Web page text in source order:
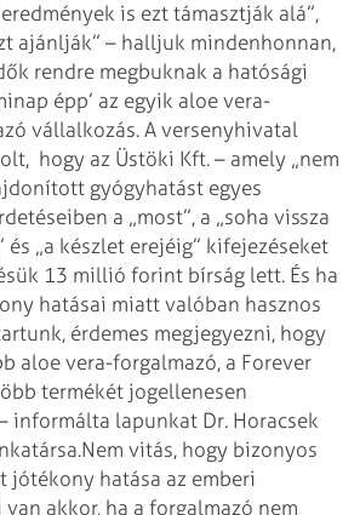
is ezt támasztják alá”,
ajánlják” – halljuk mindenhonnan,
rendre megbuknak a hatósági
épp’ az egyik aloe vera-
vállalkozás. A versenyhivatal
hogy az Üstöki Kft. – amely „nem
gyógyhatást egyes
a „most”, a „soha vissza
és „a készlet erejéig” kifejezéseket
13 millió forint bírság lett. És ha
hatásai miatt valóban hasznos
érdemes megjegyezni, hogy
aloe vera-forgalmazó, a Forever
termékét jogellenesen
informálta lapunkat Dr. Horacsek
Nem vitás, hogy bizonyos
jótékony hatása az emberi
van akkor, ha a forgalmazó nem